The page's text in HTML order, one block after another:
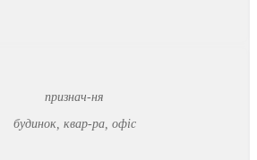
признач-ня
будинок, квар-ра, офіс